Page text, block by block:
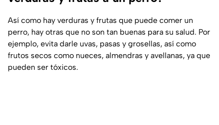
Así como hay verduras y frutas que puede comer un
perro, hay otras que no son tan buenas para su salud. Por
ejemplo, evita darle uvas, pasas y grosellas, así como
frutos secos como nueces, almendras y avellanas, ya que
pueden ser tóxicos.